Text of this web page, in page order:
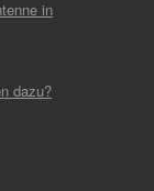
in
dazu?